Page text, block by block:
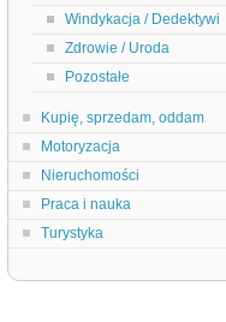
Windykacja / Dedektywi
Zdrowie / Uroda
Pozostałe
Kupię, sprzedam, oddam
Motoryzacja
Nieruchomości
Praca i nauka
Turystyka